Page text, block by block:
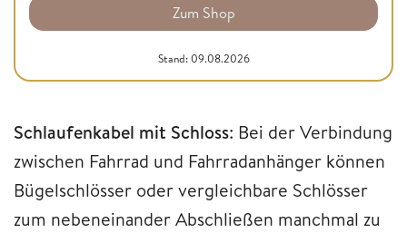
Zum Shop
Stand: 09.08.2026
Schlaufenkabel mit Schloss: Bei der Verbindung
zwischen Fahrrad und Fahrradanhänger können
Bügelschlösser oder vergleichbare Schlösser
zum nebeneinander Abschließen manchmal zu